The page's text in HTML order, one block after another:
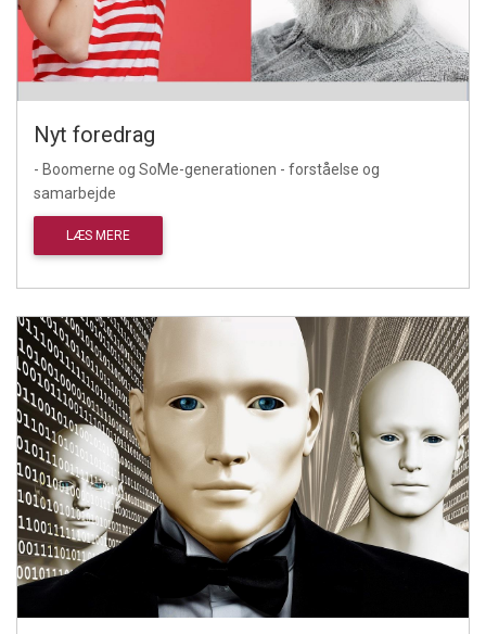
Nyt foredrag
- Boomerne og SoMe-generationen - forståelse og
samarbejde
LÆS MERE